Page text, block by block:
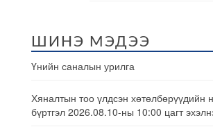
ШИНЭ МЭДЭЭ
Үнийн саналын урилга
Хяналтын тоо үлдсэн хөтөлбөрүүдийн
бүртгэл 2026.08.10-ны 10:00 цагт